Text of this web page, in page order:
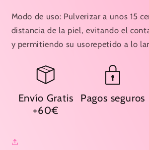
Modo de uso: Pulverizar a unos 15
distancia de la piel, evitando el
y permitiendo su usorepetido a lo
Envío Gratis
+60€
Pagos seguros